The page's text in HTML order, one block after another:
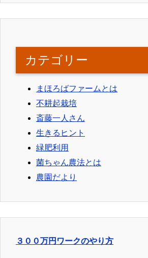
カテゴリー
まほろばファームとは
不耕起栽培
斎藤一人さん
生きるヒント
緑肥利用
菌ちゃん農法とは
農園だより
３００万円ワークのやり方